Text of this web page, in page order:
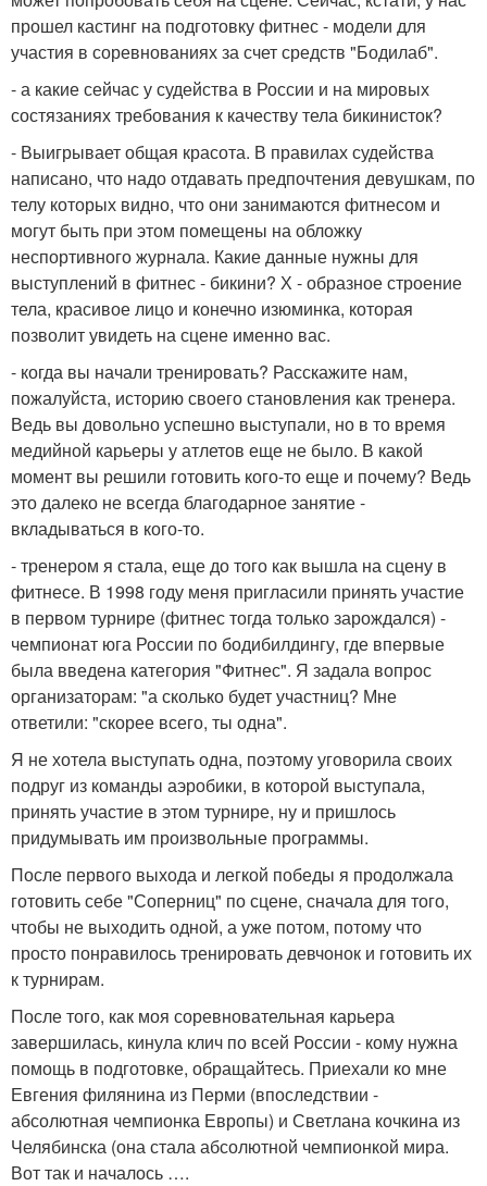
прошел кастинг на подготовку фитнес - модели для
участия в соревнованиях за счет средств "Бодилаб".
- а какие сейчас у судейства в России и на мировых
состязаниях требования к качеству тела бикинисток?
- Выигрывает общая красота. В правилах судейства
написано, что надо отдавать предпочтения девушкам, по
телу которых видно, что они занимаются фитнесом и
могут быть при этом помещены на обложку
неспортивного журнала. Какие данные нужны для
выступлений в фитнес - бикини? Х - образное строение
тела, красивое лицо и конечно изюминка, которая
позволит увидеть на сцене именно вас.
- когда вы начали тренировать? Расскажите нам,
пожалуйста, историю своего становления как тренера.
Ведь вы довольно успешно выступали, но в то время
медийной карьеры у атлетов еще не было. В какой
момент вы решили готовить кого-то еще и почему? Ведь
это далеко не всегда благодарное занятие -
вкладываться в кого-то.
- тренером я стала, еще до того как вышла на сцену в
фитнесе. В 1998 году меня пригласили принять участие
в первом турнире (фитнес тогда только зарождался) -
чемпионат юга России по бодибилдингу, где впервые
была введена категория "Фитнес". Я задала вопрос
организаторам: "а сколько будет участниц? Мне
ответили: "скорее всего, ты одна".
Я не хотела выступать одна, поэтому уговорила своих
подруг из команды аэробики, в которой выступала,
принять участие в этом турнире, ну и пришлось
придумывать им произвольные программы.
После первого выхода и легкой победы я продолжала
готовить себе "Соперниц" по сцене, сначала для того,
чтобы не выходить одной, а уже потом, потому что
просто понравилось тренировать девчонок и готовить их
к турнирам.
После того, как моя соревновательная карьера
завершилась, кинула клич по всей России - кому нужна
помощь в подготовке, обращайтесь. Приехали ко мне
Евгения филянина из Перми (впоследствии -
абсолютная чемпионка Европы) и Светлана кочкина из
Челябинска (она стала абсолютной чемпионкой мира.
Вот так и началось ….